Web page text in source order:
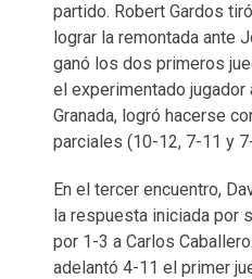
partido. Robert Gardos
lograr la remontada ante
ganó los dos primeros
el experimentado jugador
Granada, logró hacerse
parciales (10-12, 7-11 y
En el tercer encuentro,
la respuesta iniciada por
por 1-3 a Carlos
adelantó 4-11 el primer